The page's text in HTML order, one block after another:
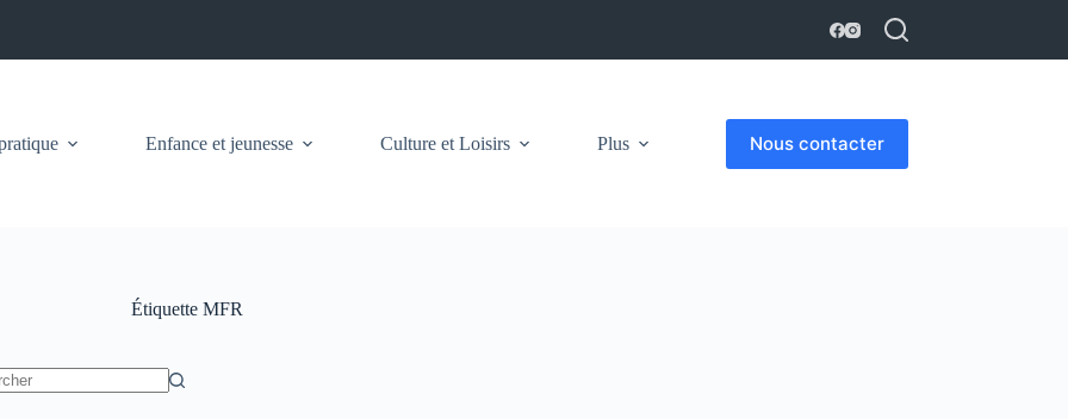
Enfance et jeunesse Culture et Loisirs Plus Nous contacter
ÉtiquetteMFR